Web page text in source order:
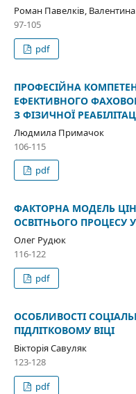
Роман Павелків,
97-105
pdf
ПРОФЕСІЙНА
ЕФЕКТИВНОГО
З ФІЗИЧНОЇ
Людмила Примачок
106-115
pdf
ФАКТОРНА МОДЕЛЬ
ОСВІТНЬОГО ПРОЦЕСУ
Олег Рудюк
116-122
pdf
ОСОБЛИВОСТІ
ПІДЛІТКОВОМУ ВІЦІ
Вікторія Савуляк
123-128
pdf